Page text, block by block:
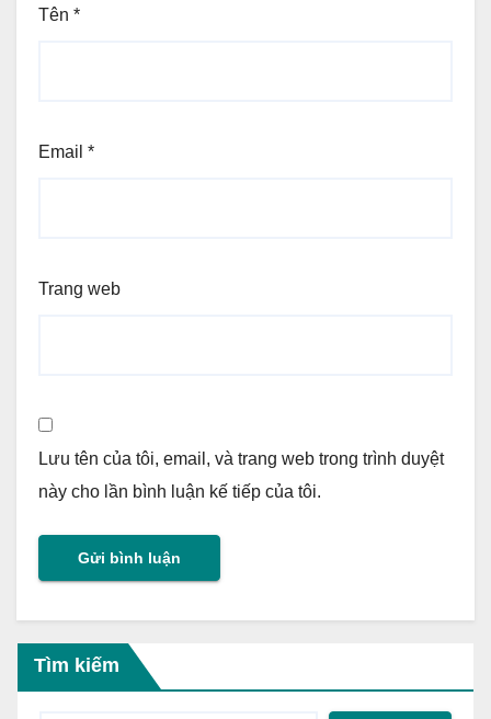
Tên *
Email *
Trang web
Lưu tên của tôi, email, và trang web trong trình duyệt
này cho lần bình luận kế tiếp của tôi.
Tìm kiếm